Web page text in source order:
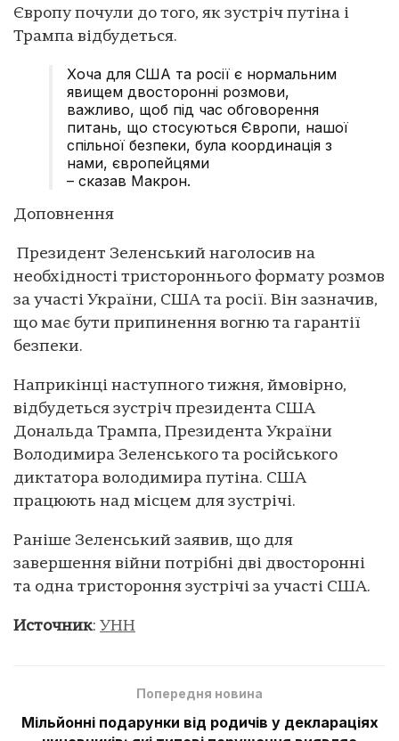
Європу почули до того, як зустріч путіна і
Трампа відбудеться.
Хоча для США та росії є нормальним
явищем двосторонні розмови,
важливо, щоб під час обговорення
питань, що стосуються Європи, нашої
спільної безпеки, була координація з
нами, європейцями
– сказав Макрон.
Доповнення
Президент Зеленський наголосив на
необхідності тристороннього формату розмов
за участі України, США та росії. Він зазначив,
що має бути припинення вогню та гарантії
безпеки.
Наприкінці наступного тижня, ймовірно,
відбудеться зустріч президента США
Дональда Трампа, Президента України
Володимира Зеленського та російського
диктатора володимира путіна. США
працюють над місцем для зустрічі.
Раніше Зеленський заявив, що для
завершення війни потрібні дві двосторонні
та одна тристороння зустрічі за участі США.
Источник: УНН
Попередня новина
Мільйонні подарунки від родичів у деклараціях